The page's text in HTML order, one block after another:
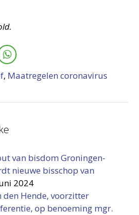
, Maatregelen coronavirus
van bisdom Groningen-
nieuwe bisschop van
2024
den Hende, voorzitter
op benoeming mgr.